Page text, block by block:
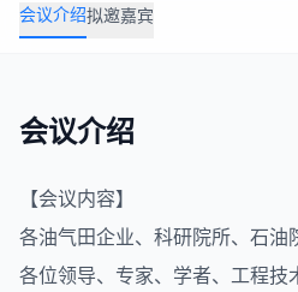
会议介绍拟邀嘉宾
会议介绍
【会议内容】
各油气田企业、科研院所、石油
各位领导、专家、学者、工程技